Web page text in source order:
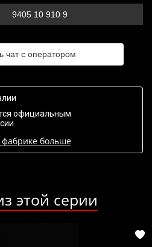
9405 10 910 9
чат с оператором
официальным
фабрике больше
этой серии